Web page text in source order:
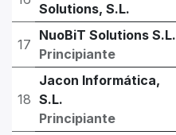
Solutions, S.L.
17
NuoBiT Solutions S.L.
Principiante
18
Jacon Informática,
S.L.
Principiante